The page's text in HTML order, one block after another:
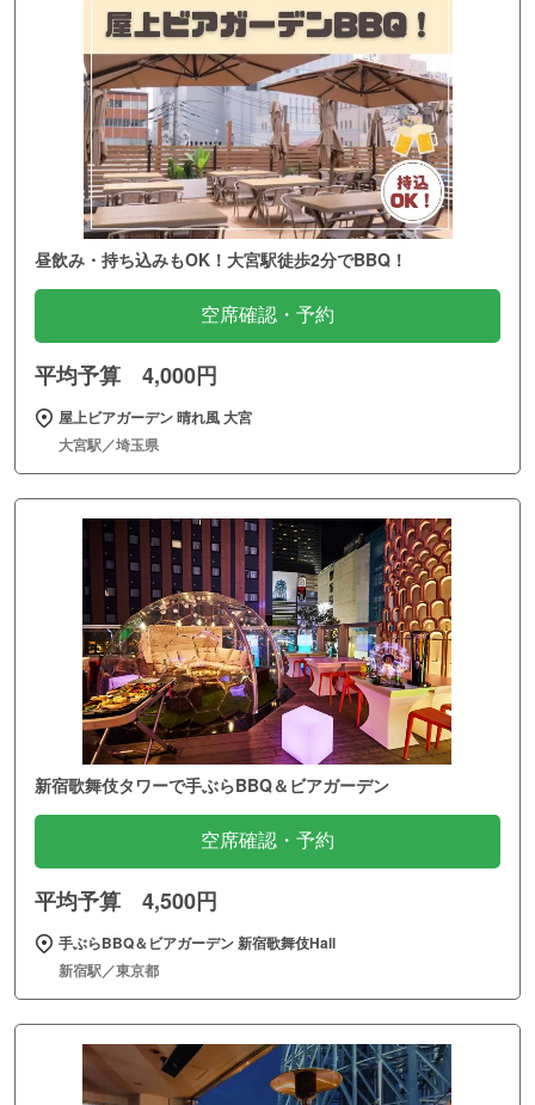
昼飲み・持ち込みもOK！大宮駅徒歩2分でBBQ！
空席確認・予約
平均予算 4,000円
屋上ビアガーデン 晴れ風 大宮
大宮駅／埼玉県
新宿歌舞伎タワーで手ぶらBBQ＆ビアガーデン
空席確認・予約
平均予算 4,500円
手ぶらBBQ＆ビアガーデン 新宿歌舞伎Hall
新宿駅／東京都